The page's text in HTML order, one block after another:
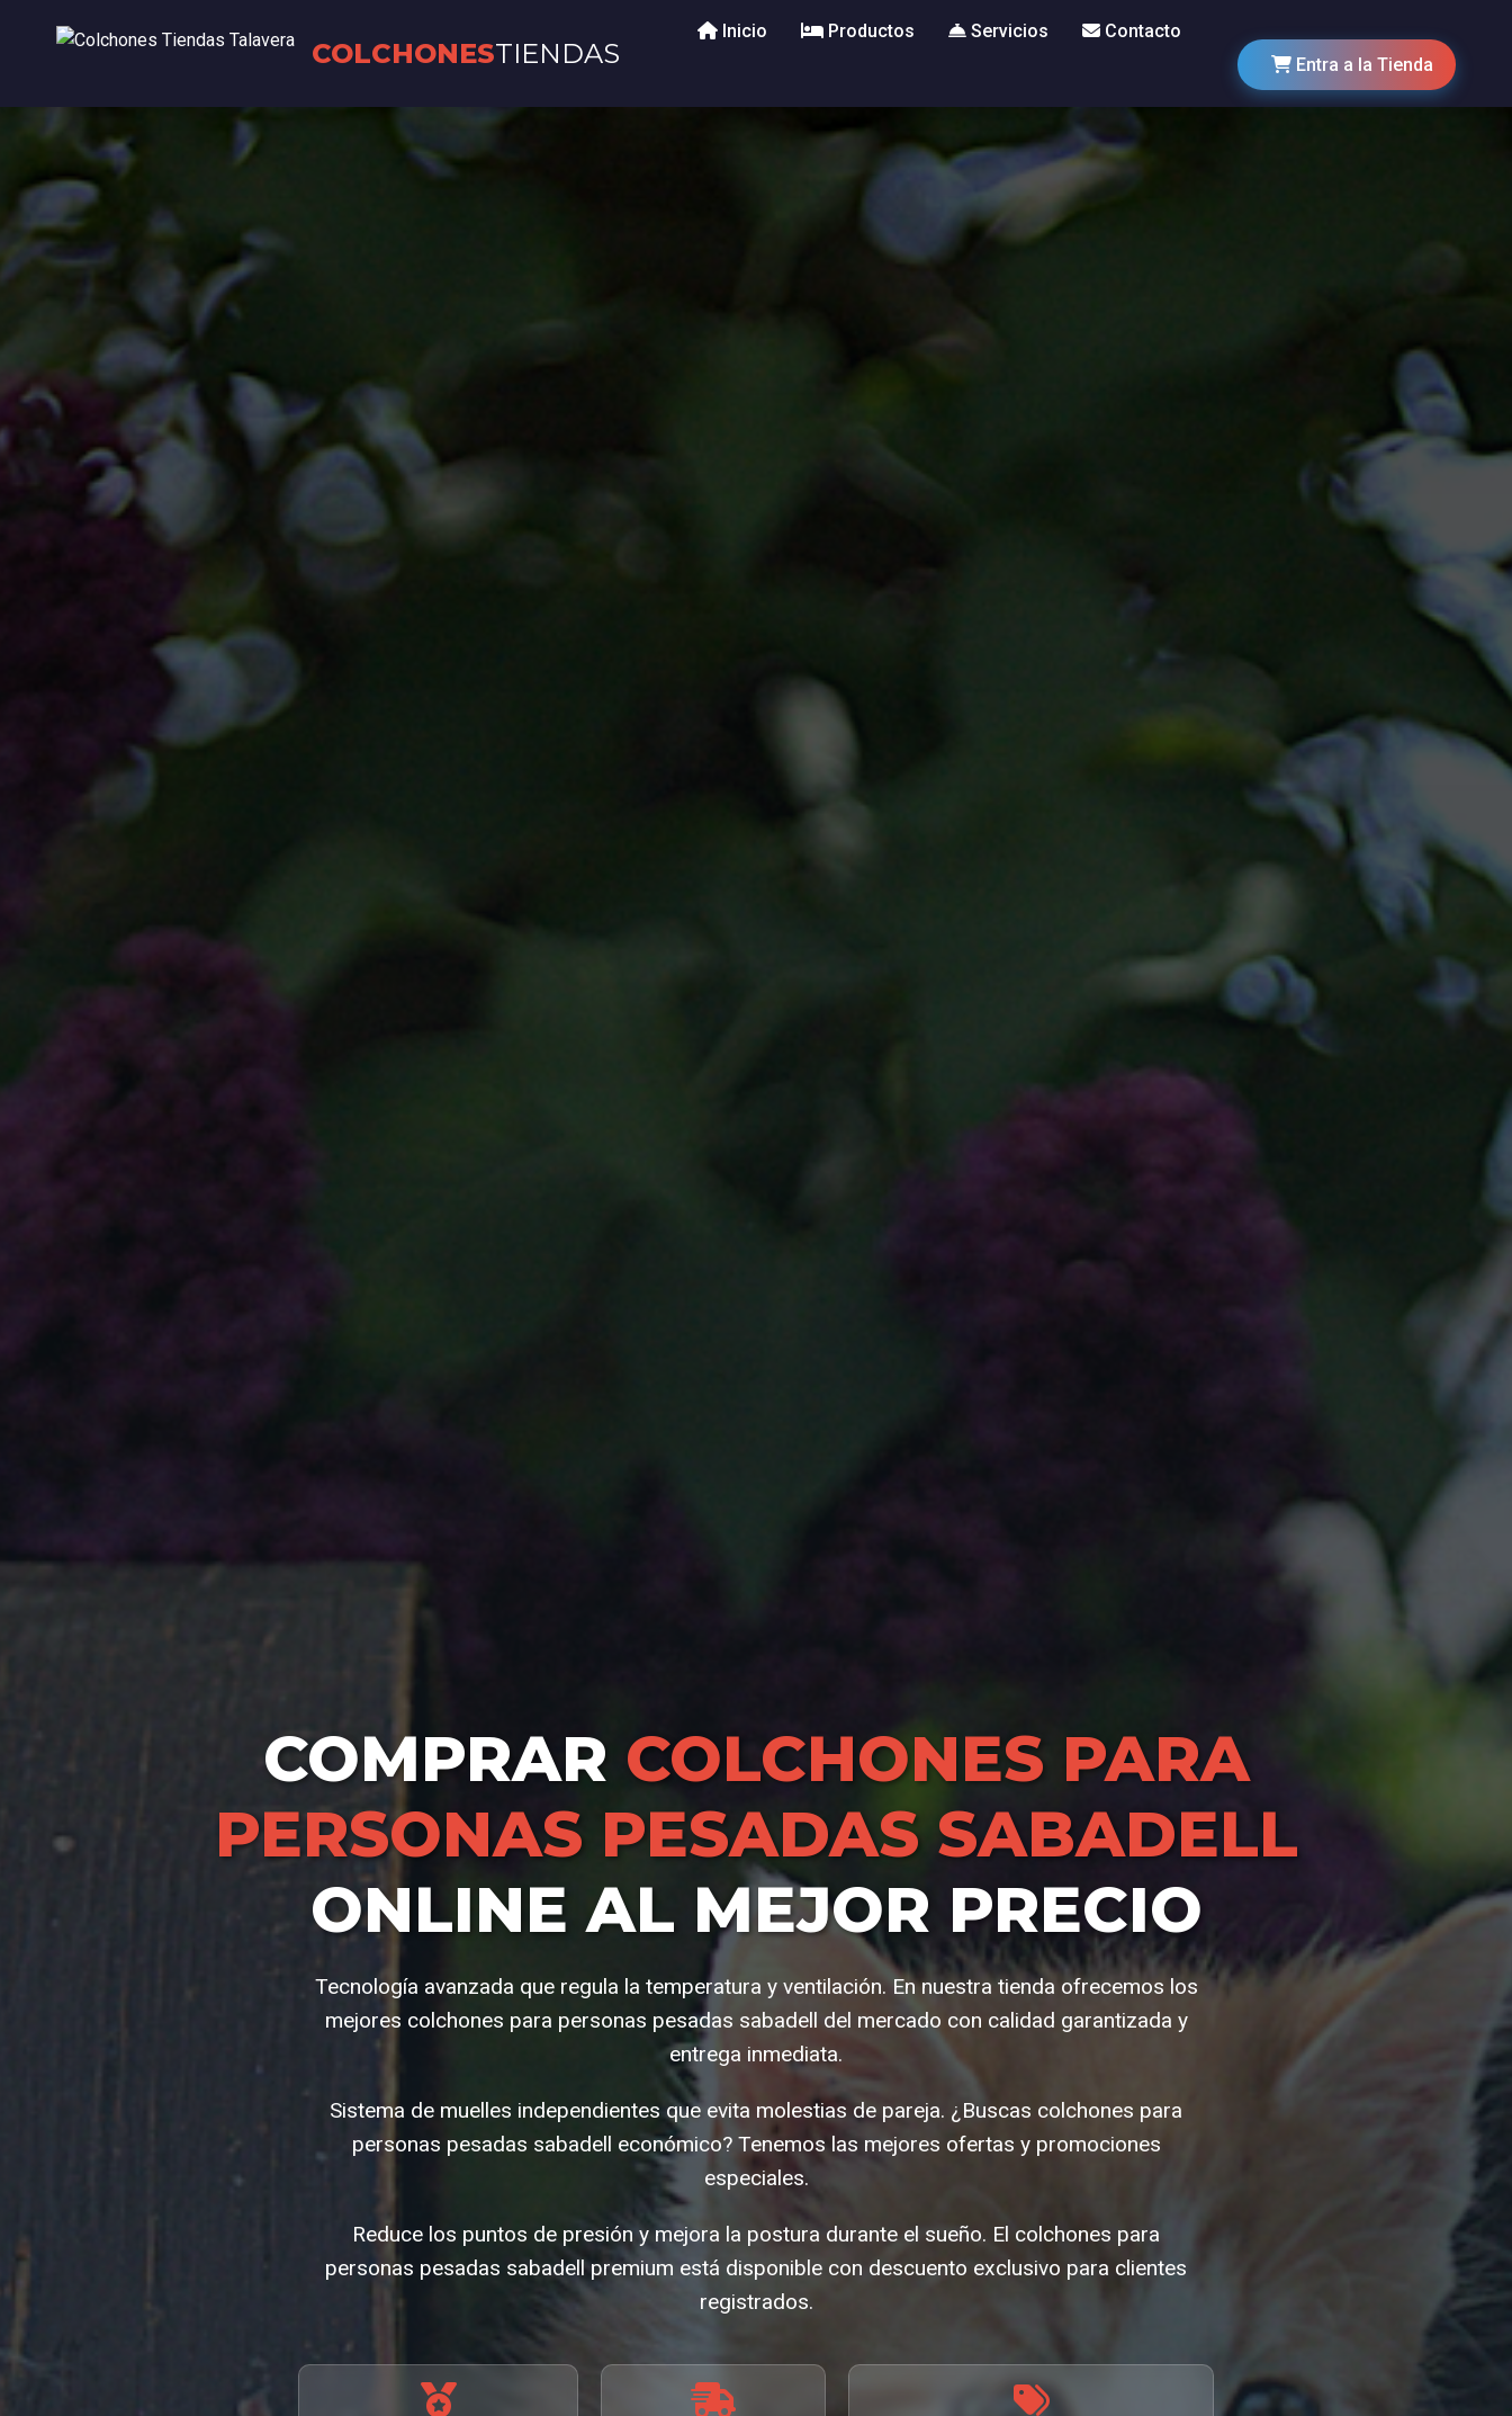
COLCHONESTIENDAS
Inicio Productos Servicios
Contacto
Entra a la Tienda
COMPRAR COLCHONES PARA
PERSONAS PESADAS SABADELL
ONLINE AL MEJOR PRECIO
Tecnología avanzada que regula la temperatura y ventilación. En nuestra tienda ofrecemos los
mejores colchones para personas pesadas sabadell del mercado con calidad garantizada y
entrega inmediata.
Sistema de muelles independientes que evita molestias de pareja. ¿Buscas colchones para
personas pesadas sabadell económico? Tenemos las mejores ofertas y promociones
especiales.
Reduce los puntos de presión y mejora la postura durante el sueño. El colchones para
personas pesadas sabadell premium está disponible con descuento exclusivo para clientes
registrados.